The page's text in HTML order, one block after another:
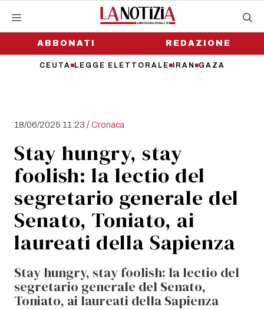
contenutoABBONATI
CEUTA LEGGE ELETTORALE IRAN GAZA
REDAZIONE
18/06/2025 11:23 /Cronaca
Stay hungry, stay
foolish: la lectio del
segretario generale del
Senato, Toniato, ai
laureati della Sapienza
Stay hungry, stay foolish: la lectio del
segretario generale del Senato,
Toniato, ai laureati della Sapienza